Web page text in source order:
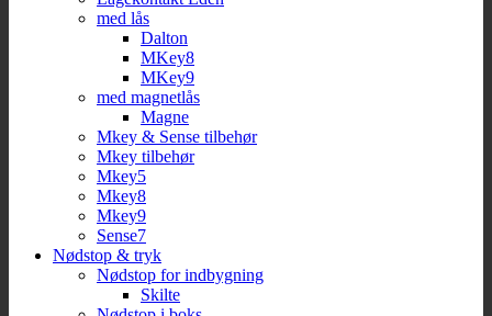
med lås
Dalton
MKey8
MKey9
med magnetlås
Magne
Mkey & Sense tilbehør
Mkey tilbehør
Mkey5
Mkey8
Mkey9
Sense7
Nødstop & tryk
Nødstop for indbygning
Skilte